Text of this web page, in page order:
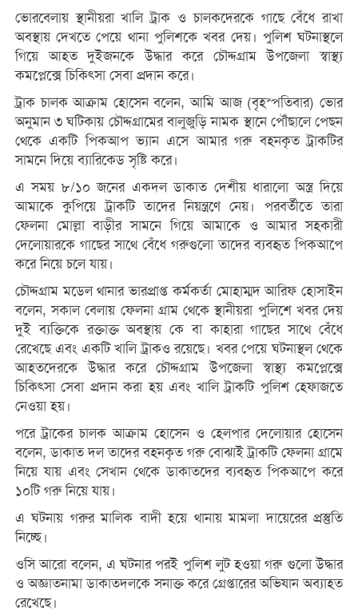
ভোরবেলায় স্থানীয়রা খালি ট্রাক ও চালকদেরকে গাছে বেঁধে রাখা
অবস্থায় দেখতে পেয়ে থানা পুলিশকে খবর দেয়। পুলিশ ঘটনাস্থলে
গিয়ে আহত দুইজনকে উদ্ধার করে চৌদ্দগ্রাম উপজেলা স্বাস্থ্য
কমপ্লেক্সে চিকিৎসা সেবা প্রদান করে।
ট্রাক চালক আক্রাম হোসেন বলেন, আমি আজ (বৃহস্পতিবার) ভোর
অনুমান ৩ ঘটিকায় চৌদ্দগ্রামের বালুজুড়ি নামক স্থানে পৌঁছালে পেছন
থেকে একটি পিকআপ ভ্যান এসে আমার গরু বহনকৃত ট্রাকটির
সামনে দিয়ে ব্যারিকেড সৃষ্টি করে।
এ সময় ৮/১০ জনের একদল ডাকাত দেশীয় ধারালো অস্ত্র দিয়ে
আমাকে কুপিয়ে ট্রাকটি তাদের নিয়ন্ত্রণে নেয়। পরবর্তীতে তারা
ফেলনা মোল্লা বাড়ীর সামনে গিয়ে আমাকে ও আমার সহকারী
দেলোয়ারকে গাছের সাথে বেঁধে গরুগুলো তাদের ব্যবহৃত পিকআপে
করে নিয়ে চলে যায়।
চৌদ্দগ্রাম মডেল থানার ভারপ্রাপ্ত কর্মকর্তা মোহাম্মদ আরিফ হোসাইন
বলেন, সকাল বেলায় ফেলনা গ্রাম থেকে স্থানীয়রা পুলিশে খবর দেয়
দুই ব্যক্তিকে রক্তাক্ত অবস্থায় কে বা কাহারা গাছের সাথে বেঁধে
রেখেছে এবং একটি খালি ট্রাকও রয়েছে। খবর পেয়ে ঘটনাস্থল থেকে
আহতদেরকে উদ্ধার করে চৌদ্দগ্রাম উপজেলা স্বাস্থ্য কমপ্লেক্সে
চিকিৎসা সেবা প্রদান করা হয় এবং খালি ট্রাকটি পুলিশ হেফাজতে
নেওয়া হয়।
পরে ট্রাকের চালক আক্রাম হোসেন ও হেলপার দেলোয়ার হোসেন
বলেন, ডাকাত দল তাদের বহনকৃত গরু বোঝাই ট্রাকটি ফেলনা গ্রামে
নিয়ে যায় এবং সেখান থেকে ডাকাতদের ব্যবহৃত পিকআপে করে
১০টি গরু নিয়ে যায়।
এ ঘটনায় গরুর মালিক বাদী হয়ে থানায় মামলা দায়েরের প্রস্তুতি
নিচ্ছে।
ওসি আরো বলেন, এ ঘটনার পরই পুলিশ লুট হওয়া গরু গুলো উদ্ধার
ও অজ্ঞাতনামা ডাকাতদলকে সনাক্ত করে গ্রেপ্তারের অভিযান অব্যাহত
রেখেছে।